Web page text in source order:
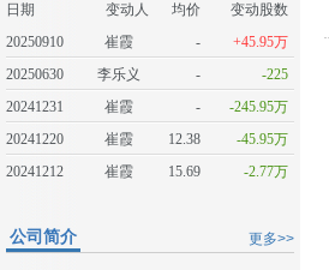
日期 变动人 均价
变动股数
20250910
崔霞 -
+45.95万
20250630
李乐义 -
-225
20241231
崔霞 -
-245.95万
20241220
崔霞 12.38
-45.95万
20241212
崔霞 15.69 -2.77万
更多>>
公司简介